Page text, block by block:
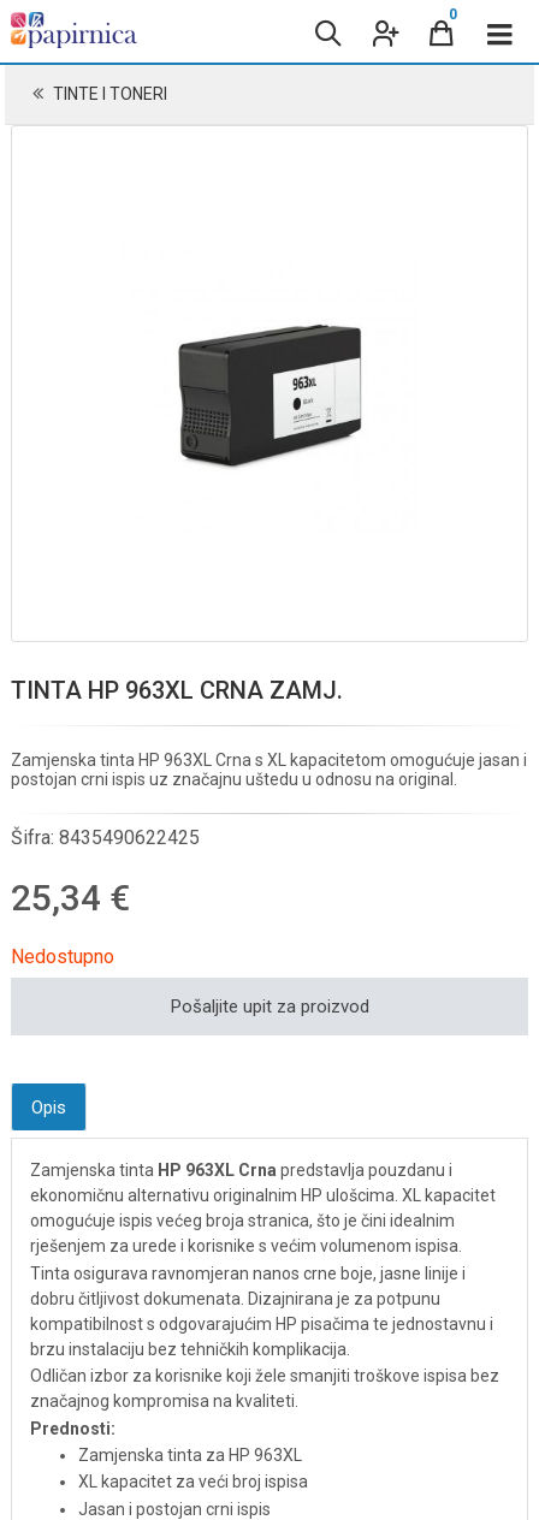
0
TINTE I TONERI
TINTA HP 963XL CRNA ZAMJ.
Zamjenska tinta HP 963XL Crna s XL kapacitetom omogućuje jasan i
postojan crni ispis uz značajnu uštedu u odnosu na original.
Šifra: 8435490622425
25,34 €
Nedostupno
Pošaljite upit za proizvod
Opis
Zamjenska tinta HP 963XL Crna predstavlja pouzdanu i
ekonomičnu alternativu originalnim HP ulošcima. XL kapacitet
omogućuje ispis većeg broja stranica, što je čini idealnim
rješenjem za urede i korisnike s većim volumenom ispisa.
Tinta osigurava ravnomjeran nanos crne boje, jasne linije i
dobru čitljivost dokumenata. Dizajnirana je za potpunu
kompatibilnost s odgovarajućim HP pisačima te jednostavnu i
brzu instalaciju bez tehničkih komplikacija.
Odličan izbor za korisnike koji žele smanjiti troškove ispisa bez
značajnog kompromisa na kvaliteti.
Prednosti:
Zamjenska tinta za HP 963XL
XL kapacitet za veći broj ispisa
Jasan i postojan crni ispis